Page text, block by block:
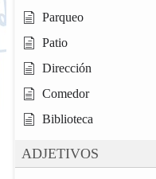
Parqueo
Patio
Dirección
Comedor
Biblioteca
ADJETIVOS